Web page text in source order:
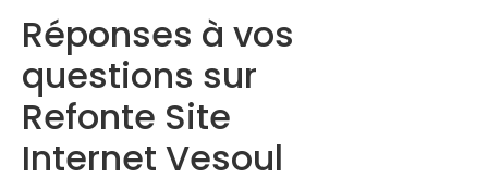
Réponses à vos
questions sur
Refonte Site
Internet Vesoul